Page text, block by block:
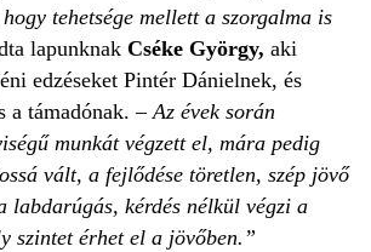
tehetsége mellett a szorgalma is
lapunknak Cséke György, aki
edzéseket Pintér Dánielnek, és
a támadónak. –Az évek során
munkát végzett el, mára pedig
vált, a fejlődése töretlen, szép jövő
labdarúgás, kérdés nélkül végzi a
szintet érhet el a jövőben.”